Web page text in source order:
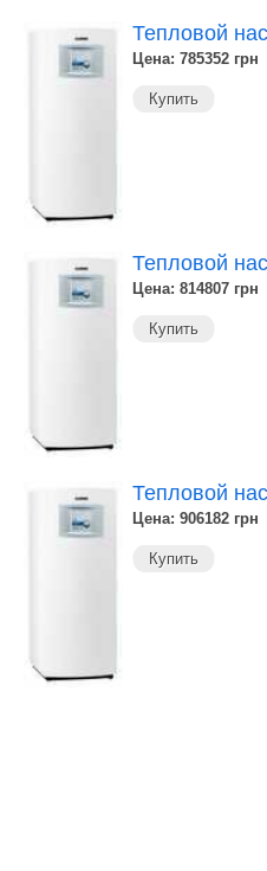
Тепловой
Цена: 785352 грн
Купить
Тепловой
Цена: 814807 грн
Купить
Тепловой
Цена: 906182 грн
Купить